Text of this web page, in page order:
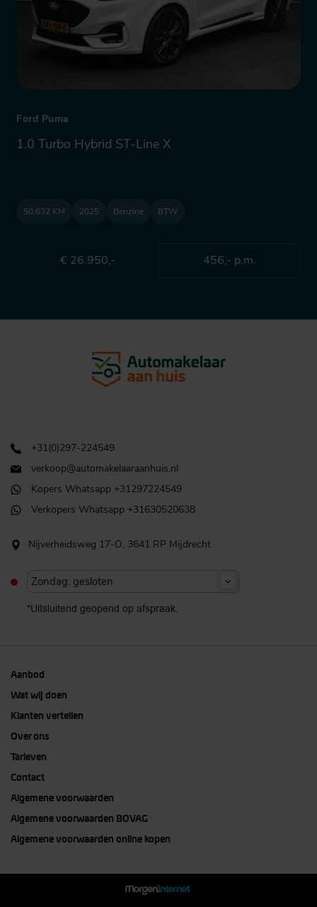
Ford Puma
1.0 Turbo Hybrid ST-Line X
50.632 KM 2025 Benzine BTW
€ 26.950,- 456,- p.m.
+31(0)297-224549
verkoop@automakelaaraanhuis.nl
Kopers Whatsapp +31297224549
Verkopers Whatsapp +31630520638
Nijverheidsweg 17-O, 3641 RP Mijdrecht
Zondag: gesloten
*Uitsluitend geopend op afspraak.
Aanbod
Wat wij doen
Klanten vertellen
Over ons
Tarieven
Contact
Algemene voorwaarden
Algemene voorwaarden BOVAG
Algemene voorwaarden online kopen